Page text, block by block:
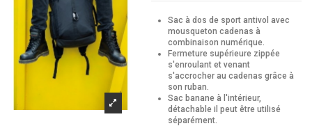
Sac à dos de sport antivol avec
mousqueton cadenas à
combinaison numérique.
Fermeture supérieure zippée
s'enroulant et venant
s'accrocher au cadenas grâce à
son ruban.
Sac banane à l'intérieur,
détachable il peut être utilisé
séparément.